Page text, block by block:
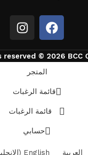
© 2026 BCC
المتجر
قائمة الرغبات
قائمة الرغبات
حسابي
العربية English
(